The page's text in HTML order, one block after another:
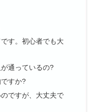
です。初心者でも大
が通っているの?
ですか?
のですが、大丈夫で